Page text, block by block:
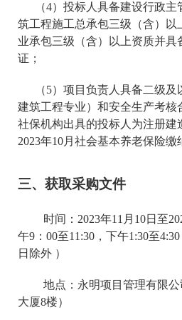
（4）投标人 具备建设行政主
筑工程施工总承包三级（含）以
业承包三级（含）以上资质并具
证；
（5）项目负责 人具备二级及
建筑工程专业）和安全生产考核
社保机构出具的投标人为注册建
2023年10月社会基本养老保险缴
三、获取采购文件
时间： 2023年11 月 10日至
午9：00至11:30，下午1:30至
日 除外 ）
地点：永明项目管理有限
大厦8楼）